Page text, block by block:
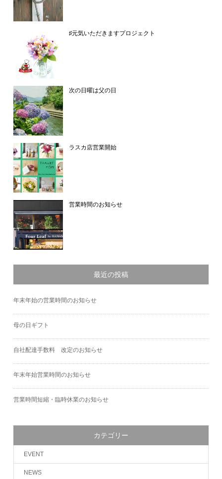
♯元気いただきますプロジェクト
次の日曜は父の日
ラスカ店営業開始
営業時間のお知らせ
最近の投稿
年末年始の営業時間のお知らせ
母の日ギフト
自社配達手数料 改定のお知らせ
年末年始営業時間のお知らせ
営業時間短縮・臨時休業のお知らせ
カテゴリー
EVENT
NEWS